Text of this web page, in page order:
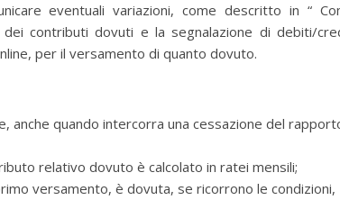
eventuali variazioni, come descritto in “
dei contributi dovuti e la segnalazione di debiti/
per il versamento di quanto dovuto.
quando intercorra una cessazione del
relativo dovuto è calcolato in ratei mensili;
versamento, è dovuta, se ricorrono le condizioni,